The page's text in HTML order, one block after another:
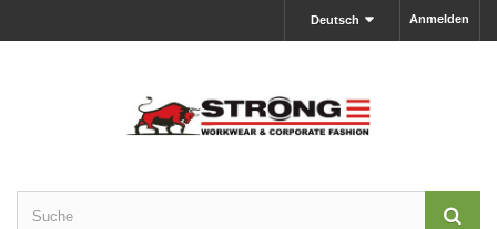
Anmelden
Deutsch